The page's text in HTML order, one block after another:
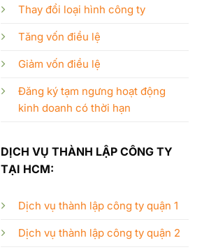
Thay đổi loại hình công ty
Tăng vốn điều lệ
Giảm vốn điều lệ
Đăng ký tạm ngưng hoạt động
kinh doanh có thời hạn
DỊCH VỤ THÀNH LẬP CÔNG TY
TẠI HCM:
Dịch vụ thành lập công ty quận 1
Dịch vụ thành lập công ty quận 2